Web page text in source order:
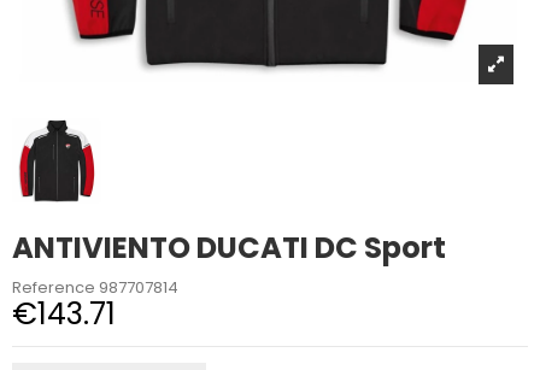
ANTIVIENTO DUCATI DC Sport
Reference 987707814
€143.71